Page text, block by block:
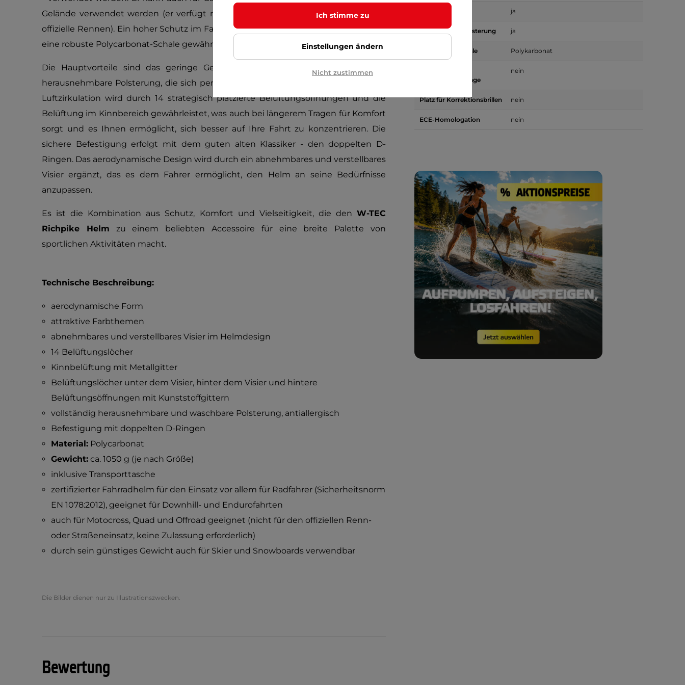
Gelände verwendet werden (er verfügt nicht über die erforderliche Zulassung für
offizielle Rennen). Ein hoher Schutz im Falle eines Sturzes oder Aufpralls wird durch
eine robuste Polycarbonat-Schale gewährleistet.
Die Hauptvorteile sind das geringe Gewicht und die komfortable, vollständig
herausnehmbare Polsterung, die sich perfekt an das Gesicht anpasst. Die optimale
Luftzirkulation wird durch 14 strategisch platzierte Belüftungsöffnungen und die
Belüftung im Kinnbereich gewährleistet, was auch bei längerem Tragen für Komfort
sorgt und es Ihnen ermöglicht, sich besser auf Ihre Fahrt zu konzentrieren. Die
sichere Befestigung erfolgt mit dem guten alten Klassiker - den doppelten D-
Ringen. Das aerodynamische Design wird durch ein abnehmbares und verstellbares
Visier ergänzt, das es dem Fahrer ermöglicht, den Helm an seine Bedürfnisse
anzupassen.
Es ist die Kombination aus Schutz, Komfort und Vielseitigkeit, die den W-TEC
Richpike Helm zu einem beliebten Accessoire für eine breite Palette von
sportlichen Aktivitäten macht.
Technische Beschreibung:
aerodynamische Form
attraktive Farbthemen
abnehmbares und verstellbares Visier im Helmdesign
14 Belüftungslöcher
Kinnbelüftung mit Metallgitter
Belüftungslöcher unter dem Visier, hinter dem Visier und hintere
Belüftungsöffnungen mit Kunststoffgittern
vollständig herausnehmbare und waschbare Polsterung, antiallergisch
Befestigung mit doppelten D-Ringen
Material:Polycarbonat
Gewicht:ca. 1050 g (je nach Größe)
inklusive Transporttasche
zertifizierter Fahrradhelm für den Einsatz vor allem für Radfahrer (Sicherheitsnorm
EN 1078:2012), geeignet für Downhill- und Endurofahrten
auch für Motocross, Quad und Offroad geeignet (nicht für den offiziellen Renn-
oder Straßeneinsatz, keine Zulassung erforderlich)
durch sein günstiges Gewicht auch für Skier und Snowboards verwendbar
Die Bilder dienen nur zu Illustrationszwecken.
Bewertung
ja
Abnehmbare Polsterung ja
Material der Schale Polykarbonat
Gegensprechanlage
nein
Platz für Korrektionsbrillen nein
ECE-Homologation nein
Ich stimme zu
Einstellungen ändern
Nicht zustimmen